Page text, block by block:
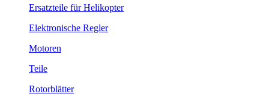
Ersatzteile für Helikopter
Elektronische Regler
Motoren
Teile
Rotorblätter